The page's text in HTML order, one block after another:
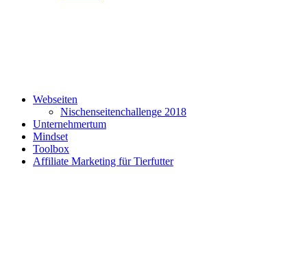
Webseiten
Nischenseitenchallenge 2018
Unternehmertum
Mindset
Toolbox
Affiliate Marketing für Tierfutter